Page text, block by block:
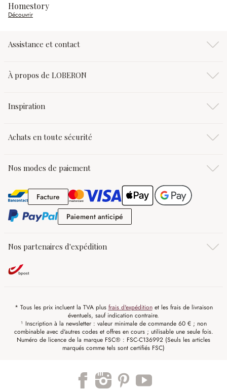
Homestory
Découvrir
Assistance et contact
À propos de LOBERON
Inspiration
Achats en toute sécurité
Nos modes de paiement
FactureFacture
Paiement anticipé
Nos partenaires d'expédition
* Tous les prix incluent la TVA plus frais d'expéditionet les frais de livraison
éventuels, sauf indication contraire.
¹ Inscription à la newsletter : valeur minimale de commande 60 € ; non
combinable avec d'autres codes et offres en cours ; utilisable une seule fois.
Numéro de licence de la marque FSC® : FSC-C136992 (Seuls les articles
marqués comme tels sont certifiés FSC)